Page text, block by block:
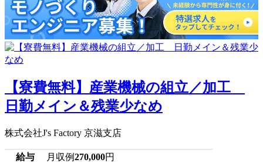
【寮費無料】産業機械の組立／加工
日勤メイン＆残業少なめ
株式会社J's Factory 京滋支店
給与 月収例270,000円